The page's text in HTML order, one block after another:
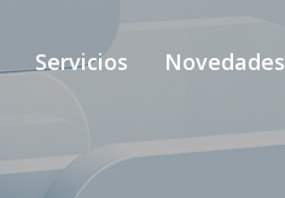
Servicios Novedades